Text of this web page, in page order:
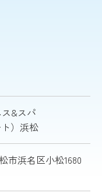
&スパ
）浜松
市浜名区小松1680